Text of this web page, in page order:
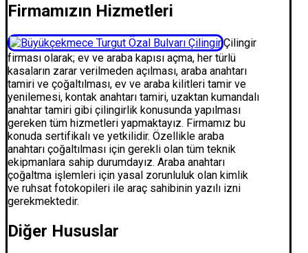
Firmamızın Hizmetleri
Çilingir
firması olarak; ev ve araba kapısı açma, her türlü
kasaların zarar verilmeden açılması, araba anahtarı
tamiri ve çoğaltılması, ev ve araba kilitleri tamir ve
yenilemesi, kontak anahtarı tamiri, uzaktan kumandalı
anahtar tamiri gibi çilingirlik konusunda yapılması
gereken tüm hizmetleri yapmaktayız. Firmamız bu
konuda sertifikalı ve yetkilidir. Özellikle araba
anahtarı çoğaltılması için gerekli olan tüm teknik
ekipmanlara sahip durumdayız. Araba anahtarı
çoğaltma işlemleri için yasal zorunluluk olan kimlik
ve ruhsat fotokopileri ile araç sahibinin yazılı izni
gerekmektedir.
Diğer Hususlar